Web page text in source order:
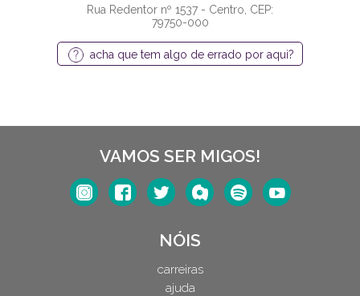
Rua Redentor nº 1537 - Centro, CEP:
79750-000
acha que tem algo de errado por aqui?
VAMOS SER MIGOS!
NÓIS
carreiras
ajuda